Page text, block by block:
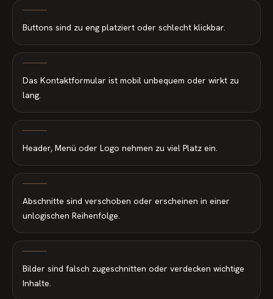
Buttons sind zu eng platziert oder schlecht klickbar.
Das Kontaktformular ist mobil unbequem oder wirkt zu
lang.
Header, Menü oder Logo nehmen zu viel Platz ein.
Abschnitte sind verschoben oder erscheinen in einer
unlogischen Reihenfolge.
Bilder sind falsch zugeschnitten oder verdecken wichtige
Inhalte.